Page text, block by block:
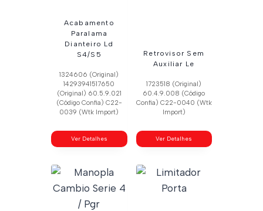
Acabamento
Paralama
Dianteiro Ld
S4/S5
1324606 (Original)
14293941517650
(Original) 60.5.9.021
(Código Confia) C22-
0039 (Wtk Import)
Ver Detalhes
Retrovisor Sem
Auxiliar Le
1723518 (Original)
60.4.9.008 (Código
Confia) C22-0040 (Wtk
Import)
Ver Detalhes